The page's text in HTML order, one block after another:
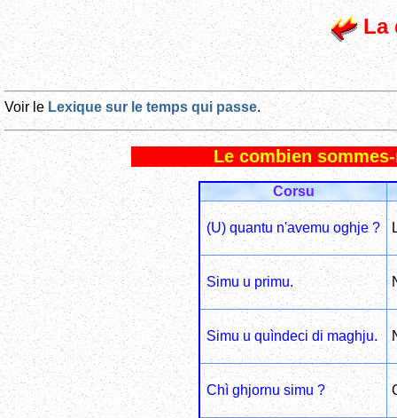
La
Voir leLexique sur le temps qui passe.
Le combien
Corsu
(U) quantu n'avemu oghje ?
Simu u primu.
Simu u quìndeci di maghju.
Chì ghjornu simu ?